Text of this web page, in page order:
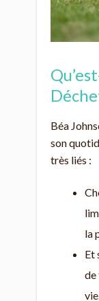
Béa
son
très liés :
la
Et
de